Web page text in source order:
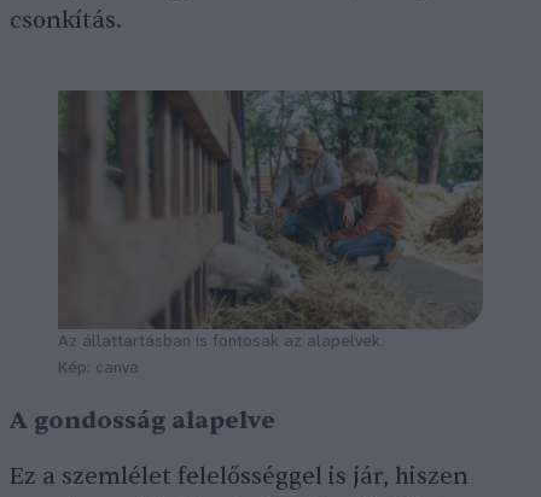
csonkítás.
Az állattartásban is fontosak az alapelvek.
Kép: canva
A gondosság alapelve
Ez a szemlélet felelősséggel is jár, hiszen